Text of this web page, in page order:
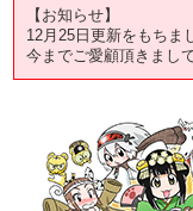
【お知らせ】
12月25日更新をもちま
今までご愛顧頂きまし